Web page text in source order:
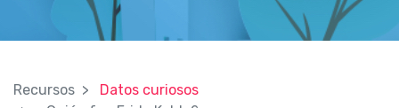
Recursos
Datos curiosos